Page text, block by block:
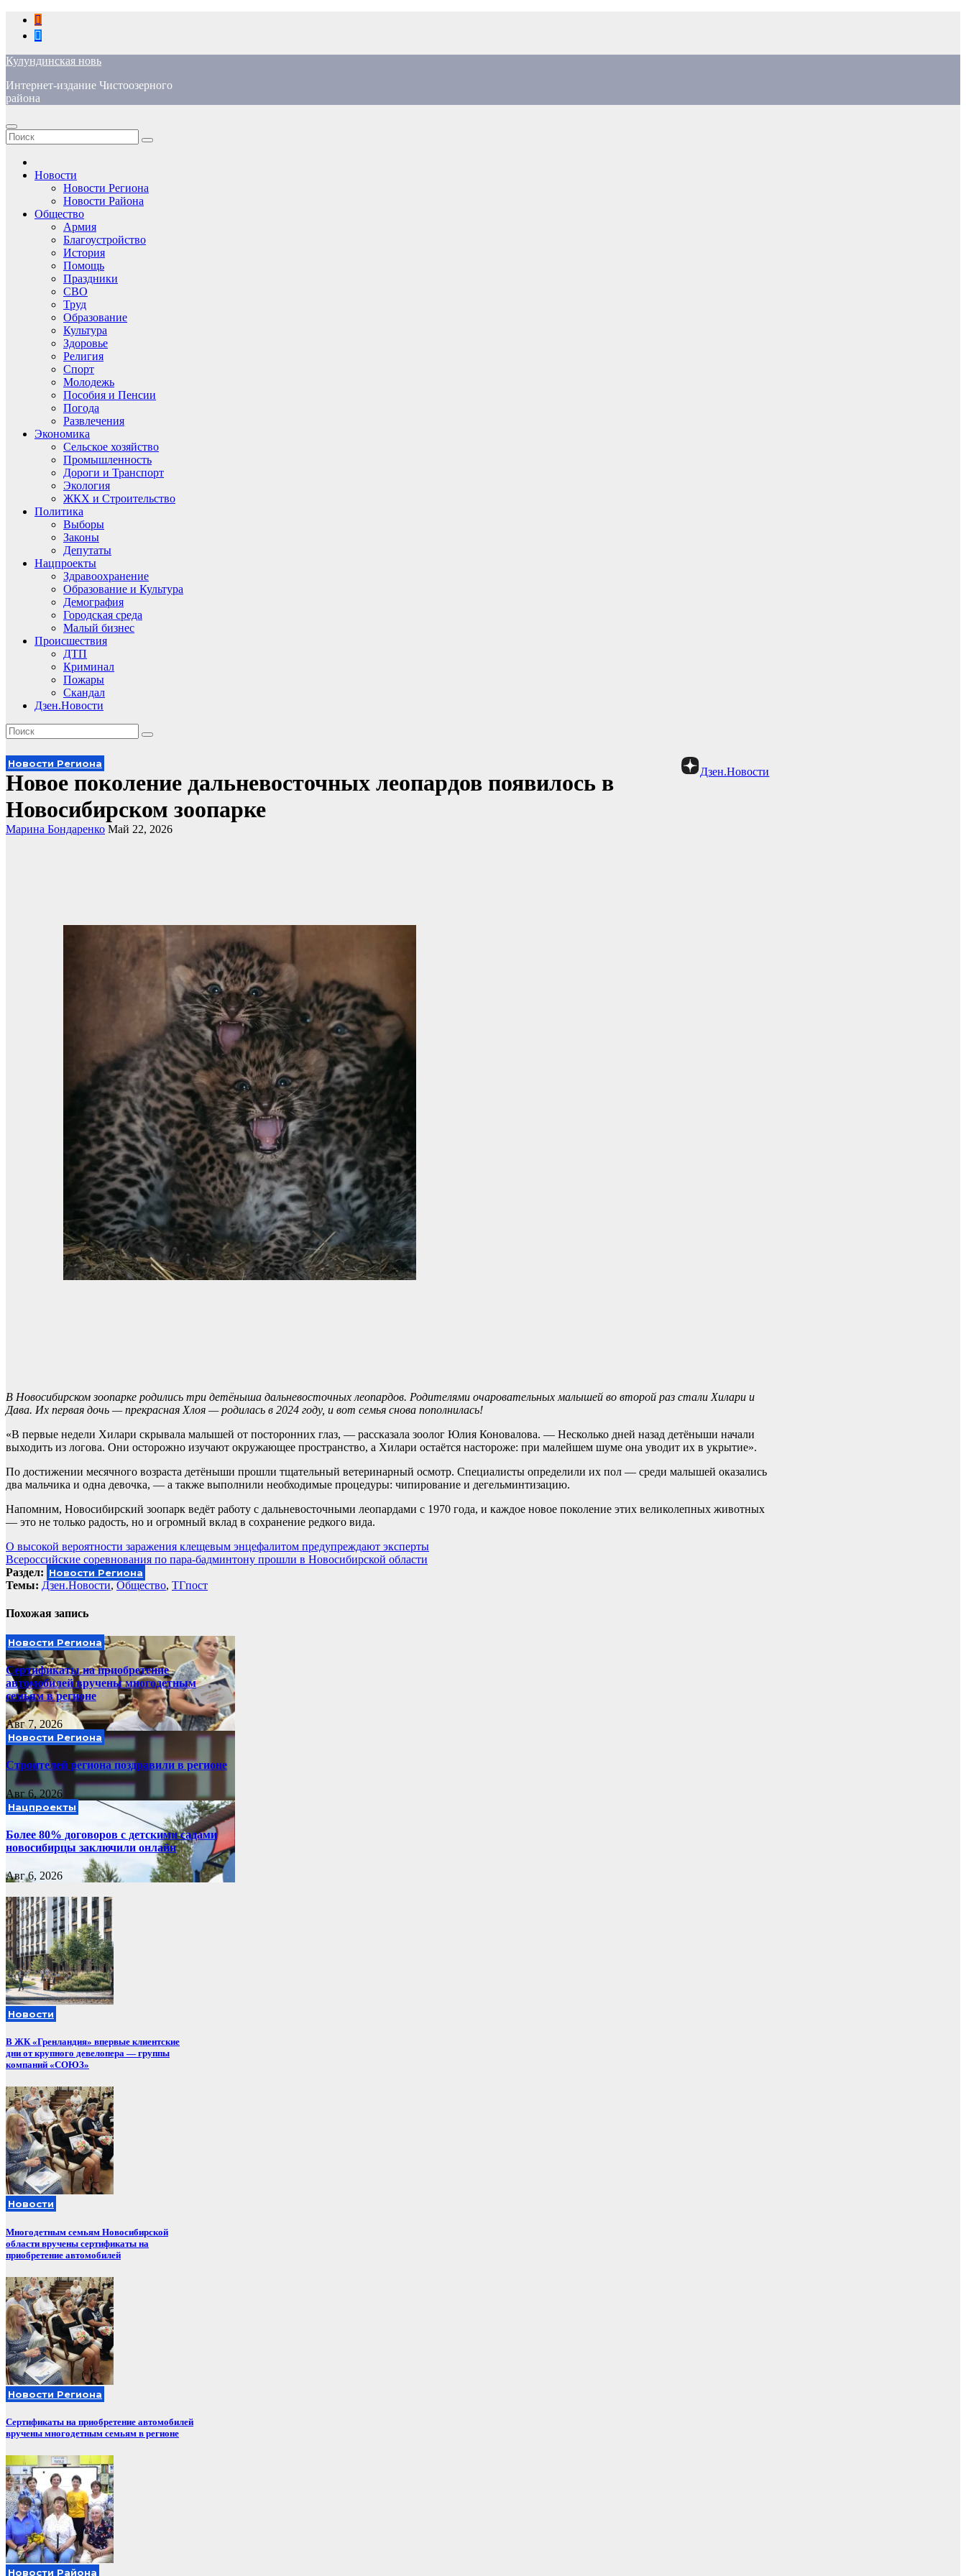
Перейти
содержимому
Кулундинская новь
Интернет-издание Чистоозерного
района
Новости
Новости Региона
Новости Района
Общество
Армия
Благоустройство
История
Помощь
Праздники
СВО
Труд
Образование
Культура
Здоровье
Религия
Спорт
Молодежь
Пособия и Пенсии
Погода
Развлечения
Экономика
Сельское хозяйство
Промышленность
Дороги и Транспорт
Экология
ЖКХ и Строительство
Политика
Выборы
Законы
Депутаты
Нацпроекты
Здравоохранение
Образование и Культура
Демография
Городская среда
Малый бизнес
Происшествия
ДТП
Криминал
Пожары
Скандал
Дзен.Новости
Дзен.Новости
Новости Региона
Новое поколение дальневосточных леопардов появилось в
Новосибирском зоопарке
Марина Бондаренко Май 22, 2026
В Новосибирском зоопарке родились три детёныша дальневосточных леопардов. Родителями очаровательных малышей во второй раз стали Хилари и
Дава. Их первая дочь — прекрасная Хлоя — родилась в 2024 году, и вот семья снова пополнилась!
«В первые недели Хилари скрывала малышей от посторонних глаз, — рассказала зоолог Юлия Коновалова. — Несколько дней назад детёныши начали
выходить из логова. Они осторожно изучают окружающее пространство, а Хилари остаётся настороже: при малейшем шуме она уводит их в укрытие».
По достижении месячного возраста детёныши прошли тщательный ветеринарный осмотр. Специалисты определили их пол — среди малышей оказались
два мальчика и одна девочка, — а также выполнили необходимые процедуры: чипирование и дегельминтизацию.
Напомним, Новосибирский зоопарк ведёт работу с дальневосточными леопардами с 1970 года, и каждое новое поколение этих великолепных животных
— это не только радость, но и огромный вклад в сохранение редкого вида.
Навигация
по
записям
О высокой вероятности заражения клещевым энцефалитом предупреждают эксперты
Всероссийские соревнования по пара-бадминтону прошли в Новосибирской области
Раздел: Новости Региона
Темы: Дзен.Новости, Общество, ТГпост
Похожая запись
Новости Региона
Сертификаты на приобретение
автомобилей вручены многодетным
семьям в регионе
Авг 7, 2026
Новости Региона
Строителей региона поздравили в регионе
Авг 6, 2026
Нацпроекты
Более 80% договоров с детскими садами
новосибирцы заключили онлайн
Авг 6, 2026
Новости
В ЖК «Гренландия» впервые клиентские
дни от крупного девелопера — группы
компаний «СОЮЗ»
Новости
Многодетным семьям Новосибирской
области вручены сертификаты на
приобретение автомобилей
Новости Региона
Сертификаты на приобретение автомобилей
вручены многодетным семьям в регионе
Новости Района